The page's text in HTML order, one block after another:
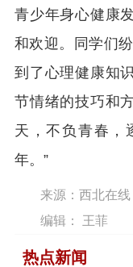
青少年身心健康
和欢迎。同学们
到了心理健康知
节情绪的技巧和
天，不负青春，
年。”
来源：西北在线
编辑： 王菲
热点新闻